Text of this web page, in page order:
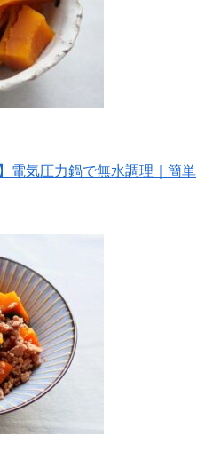
電気圧力鍋で無水調理｜簡単